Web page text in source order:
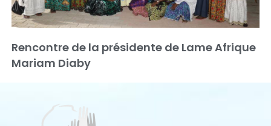
Rencontre de la présidente de Lame Afrique
Mariam Diaby